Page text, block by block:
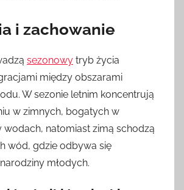
i zachowanie
sezonowy tryb życia
między obszarami
W sezonie letnim koncentrują
w zimnych, bogatych w
wodach, natomiast zimą schodzą
wód, gdzie odbywa się
młodych.